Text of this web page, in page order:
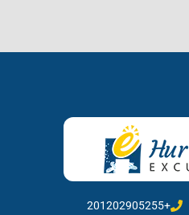
201202905255+